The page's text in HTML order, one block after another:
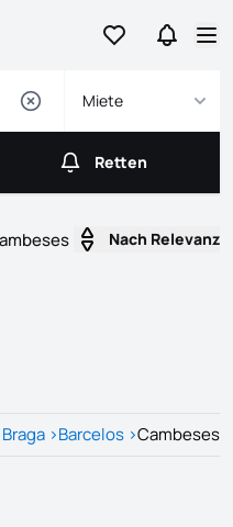
Geh zu den
Gehen
Miete
Retten
Retten
zu vermieten in Cambeses Nach Relevanz
Braga >Barcelos >Cambeses